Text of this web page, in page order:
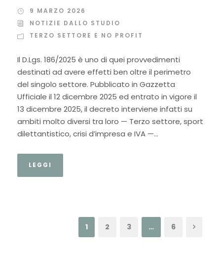
9 MARZO 2026
NOTIZIE DALLO STUDIO
TERZO SETTORE E NO PROFIT
Il D.Lgs. 186/2025 è uno di quei provvedimenti
destinati ad avere effetti ben oltre il perimetro
del singolo settore. Pubblicato in Gazzetta
Ufficiale il 12 dicembre 2025 ed entrato in vigore il
13 dicembre 2025, il decreto interviene infatti su
ambiti molto diversi tra loro — Terzo settore, sport
dilettantistico, crisi d’impresa e IVA —...
LEGGI
1 2 3 … 6